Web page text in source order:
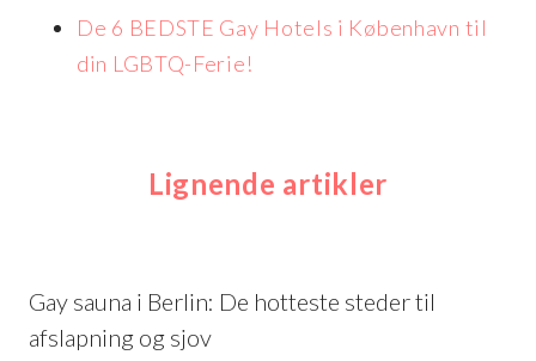
De 6 BEDSTE Gay Hotels i København til
din LGBTQ-Ferie!
Lignende artikler
Gay sauna i Berlin: De hotteste steder til
afslapning og sjov